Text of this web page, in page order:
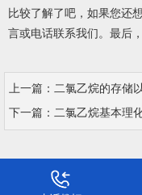
比较了解了吧，如果您还
言或电话联系我们。最后
上一篇： 二氯乙烷的存储
下一篇： 二氯乙烷基本理